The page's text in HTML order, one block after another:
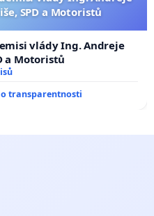
SPD a Motoristů
vlády Ing. Andreje
a Motoristů
transparentnosti